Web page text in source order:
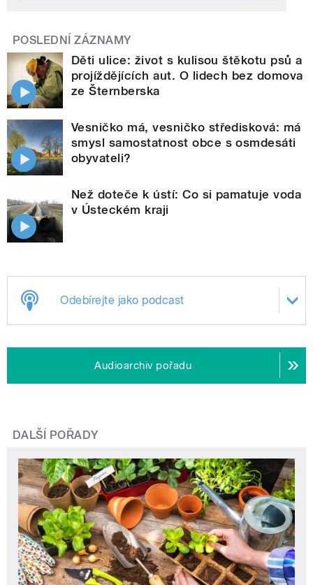
POSLEDNÍ ZÁZNAMY
Děti ulice: život s kulisou štěkotu psů a
projíždějících aut. O lidech bez domova
ze Šternberska
Vesničko má, vesničko středisková: má
smysl samostatnost obce s osmdesáti
obyvateli?
Než doteče k ústí: Co si pamatuje voda
v Ústeckém kraji
Odebírejte jako podcast
Audioarchiv pořadu
DALŠÍ POŘADY